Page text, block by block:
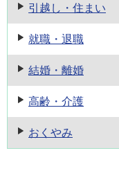
引越し・住まい
就職・退職
結婚・離婚
高齢・介護
おくやみ